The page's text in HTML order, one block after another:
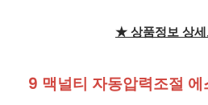
★ 상품정보 상
9 맥널티 자동압력조절